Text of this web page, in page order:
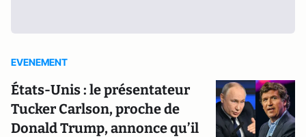
EVENEMENT
États-Unis : le présentateur
Tucker Carlson, proche de
Donald Trump, annonce qu’il